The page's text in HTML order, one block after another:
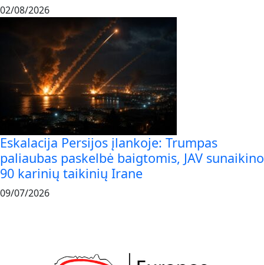
02/08/2026
Eskalacija Persijos įlankoje: Trumpas
paliaubas paskelbė baigtomis, JAV sunaikino
90 karinių taikinių Irane
09/07/2026